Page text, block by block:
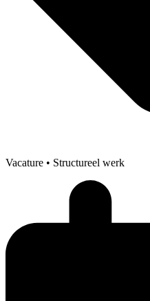
Vacature • Structureel werk